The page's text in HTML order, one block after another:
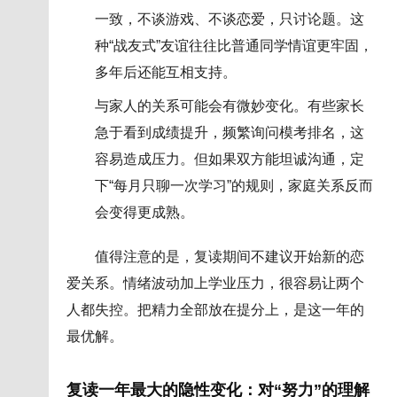
一致，不谈游戏、不谈恋爱，只讨论题。这
种“战友式”友谊往往比普通同学情谊更牢固，
多年后还能互相支持。
与家人的关系可能会有微妙变化。有些家长
急于看到成绩提升，频繁询问模考排名，这
容易造成压力。但如果双方能坦诚沟通，定
下“每月只聊一次学习”的规则，家庭关系反而
会变得更成熟。
值得注意的是，复读期间不建议开始新的恋
爱关系。情绪波动加上学业压力，很容易让两个
人都失控。把精力全部放在提分上，是这一年的
最优解。
复读一年最大的隐性变化：对“努力”的理解